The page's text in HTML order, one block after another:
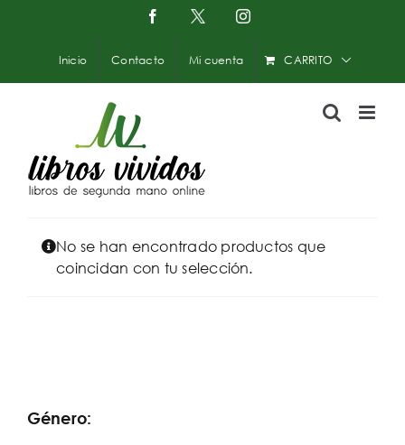
contenido
Facebook
X
Instagram
Inicio Contacto Mi cuenta CARRITO
No se han encontrado productos que
coincidan con tu selección.
Género: